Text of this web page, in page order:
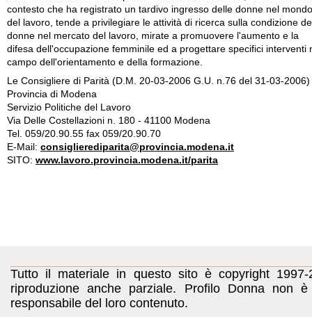
Le Consigliere di Parità (D.M. 20-03-2006 G.U. n.76 del 31-03-2006)
Provincia di Modena
Servizio Politiche del Lavoro
Via Delle Costellazioni n. 180 - 41100 Modena
Tel. 059/20.90.55 fax 059/20.90.70
E-Mail: consiglierediparita@provincia.modena.it
SITO: www.lavoro.provincia.modena.it/parita
Tutto il materiale in questo sito è copyright
riproduzione anche parziale. Profilo Donna
responsabile del loro contenuto.